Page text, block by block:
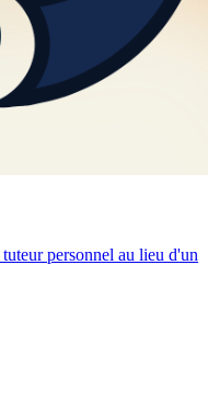
personnel au lieu d'un